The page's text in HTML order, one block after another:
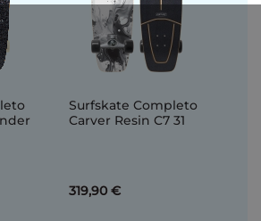
Surfskate Completo
Carver Resin C7 31
319,90 €